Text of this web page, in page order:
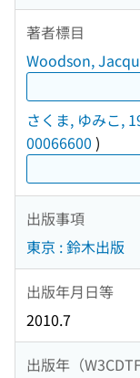
著者標目
Woodson,
さくま, ゆみこ,
00066600 )
出版事項
東京 : 鈴木出版
出版年月日等
2010.7
出版年（W3CDTF